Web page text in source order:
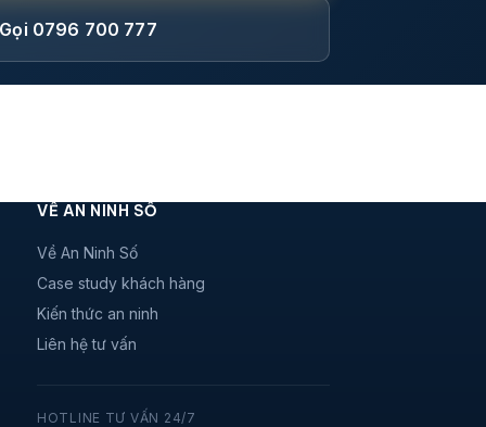
Gọi 0796 700 777
VỀ AN NINH SỐ
Về An Ninh Số
Case study khách hàng
Kiến thức an ninh
Liên hệ tư vấn
HOTLINE TƯ VẤN 24/7